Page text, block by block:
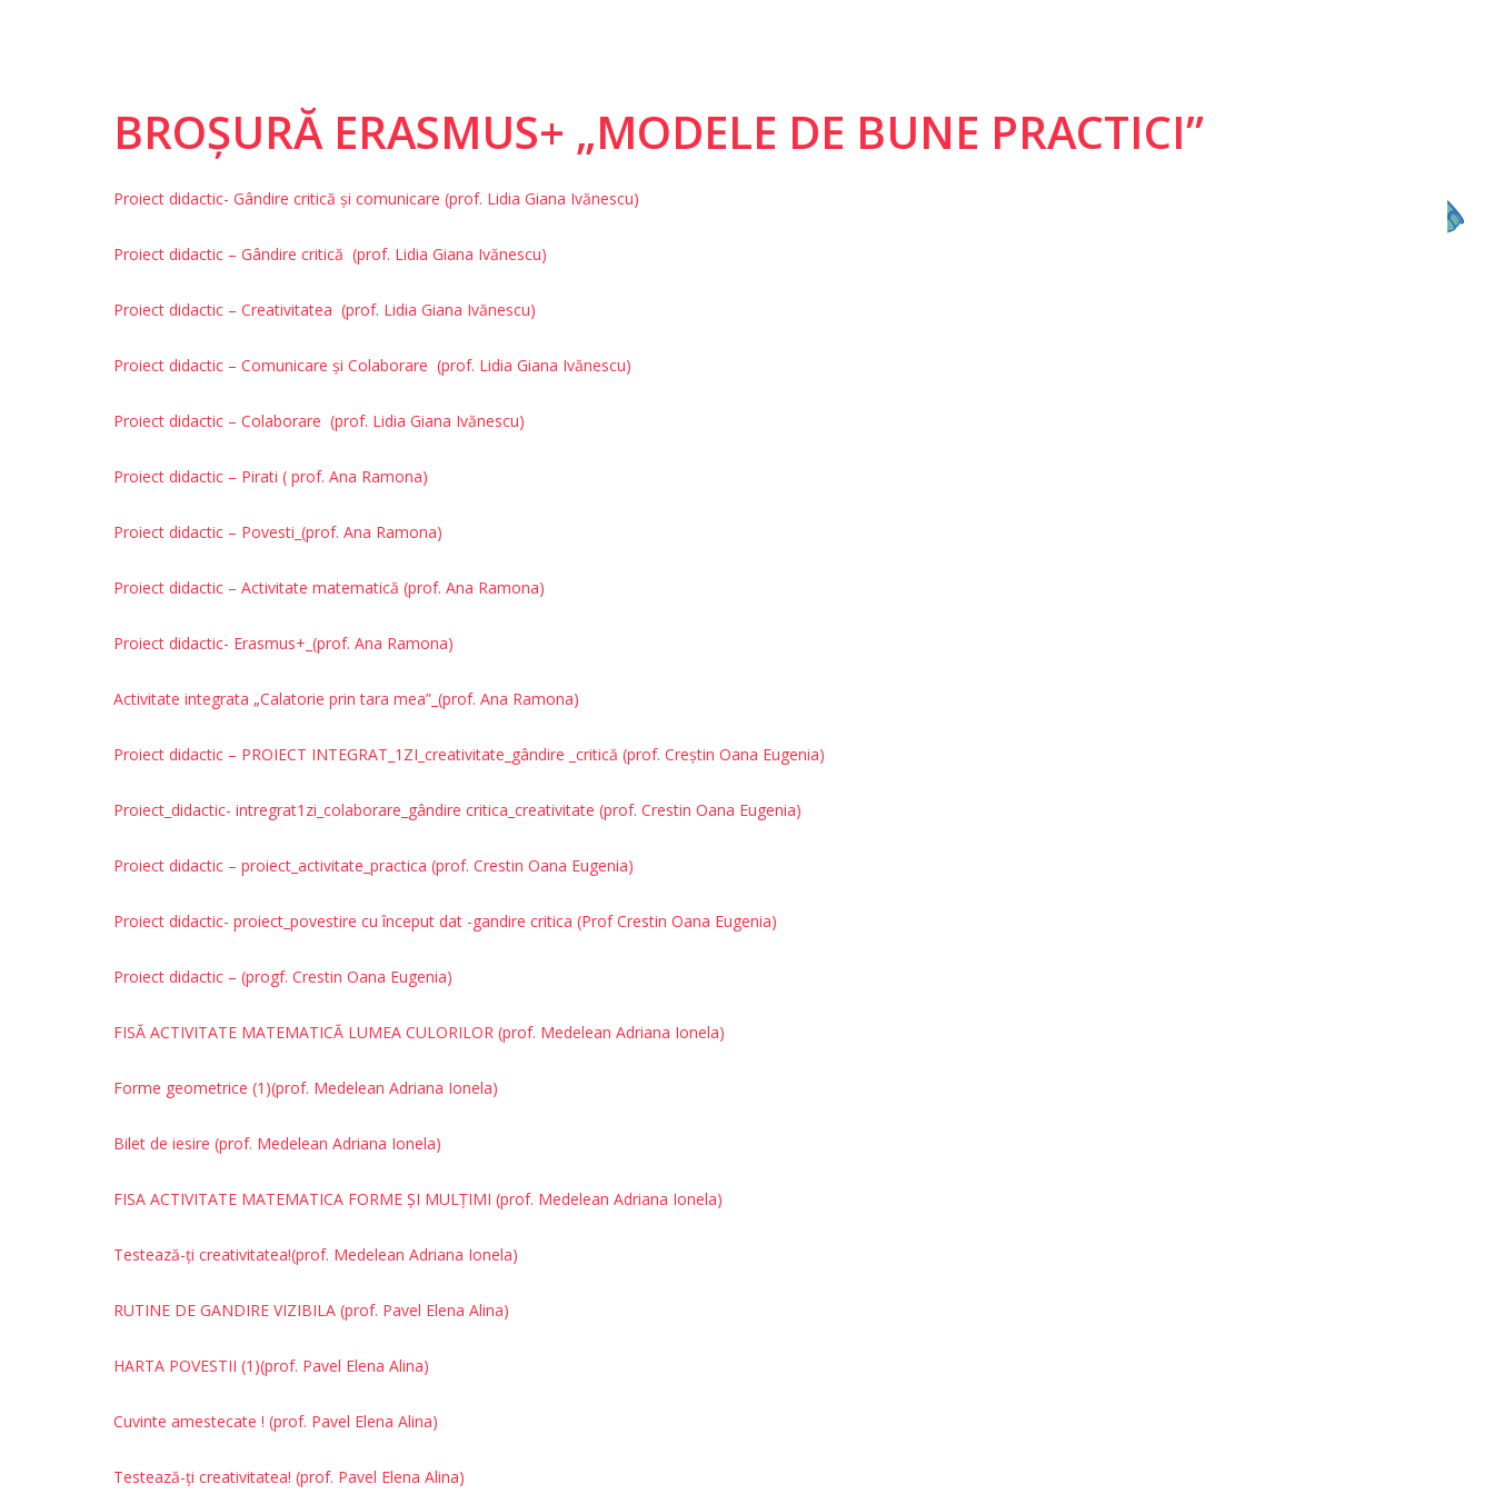
BROȘURĂ ERASMUS+ „MODELE DE BUNE PRACTICI”
Proiect didactic- Gândire critică și comunicare (prof. Lidia Giana Ivănescu)
Proiect didactic – Gândire critică (prof. Lidia Giana Ivănescu)
Proiect didactic – Creativitatea (prof. Lidia Giana Ivănescu)
Proiect didactic – Comunicare și Colaborare (prof. Lidia Giana Ivănescu)
Proiect didactic – Colaborare (prof. Lidia Giana Ivănescu)
Proiect didactic – Pirati ( prof. Ana Ramona)
Proiect didactic – Povesti_(prof. Ana Ramona)
Proiect didactic – Activitate matematică (prof. Ana Ramona)
Proiect didactic- Erasmus+_(prof. Ana Ramona)
Activitate integrata „Calatorie prin tara mea”_(prof. Ana Ramona)
Proiect didactic – PROIECT INTEGRAT_1ZI_creativitate_gândire _critică (prof. Creștin Oana Eugenia)
Proiect_didactic- intregrat1zi_colaborare_gândire critica_creativitate (prof. Crestin Oana Eugenia)
Proiect didactic – proiect_activitate_practica (prof. Crestin Oana Eugenia)
Proiect didactic- proiect_povestire cu început dat -gandire critica (Prof Crestin Oana Eugenia)
Proiect didactic – (progf. Crestin Oana Eugenia)
FISĂ ACTIVITATE MATEMATICĂ LUMEA CULORILOR (prof. Medelean Adriana Ionela)
Forme geometrice (1)(prof. Medelean Adriana Ionela)
Bilet de iesire (prof. Medelean Adriana Ionela)
FISA ACTIVITATE MATEMATICA FORME ȘI MULȚIMI (prof. Medelean Adriana Ionela)
Testează-ți creativitatea!(prof. Medelean Adriana Ionela)
RUTINE DE GANDIRE VIZIBILA (prof. Pavel Elena Alina)
HARTA POVESTII (1)(prof. Pavel Elena Alina)
Cuvinte amestecate ! (prof. Pavel Elena Alina)
Testează-ți creativitatea! (prof. Pavel Elena Alina)